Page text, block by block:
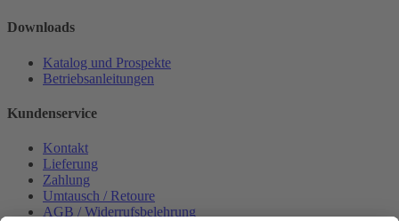
Downloads
Katalog und Prospekte
Betriebsanleitungen
Kundenservice
Kontakt
Lieferung
Zahlung
Umtausch / Retoure
AGB / Widerrufsbelehrung